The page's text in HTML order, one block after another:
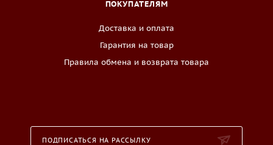
ПОКУПАТЕЛЯМ
Доставка и оплата
Гарантия на товар
Правила обмена и возврата товара
ПОДПИСАТЬСЯ НА РАССЫЛКУ